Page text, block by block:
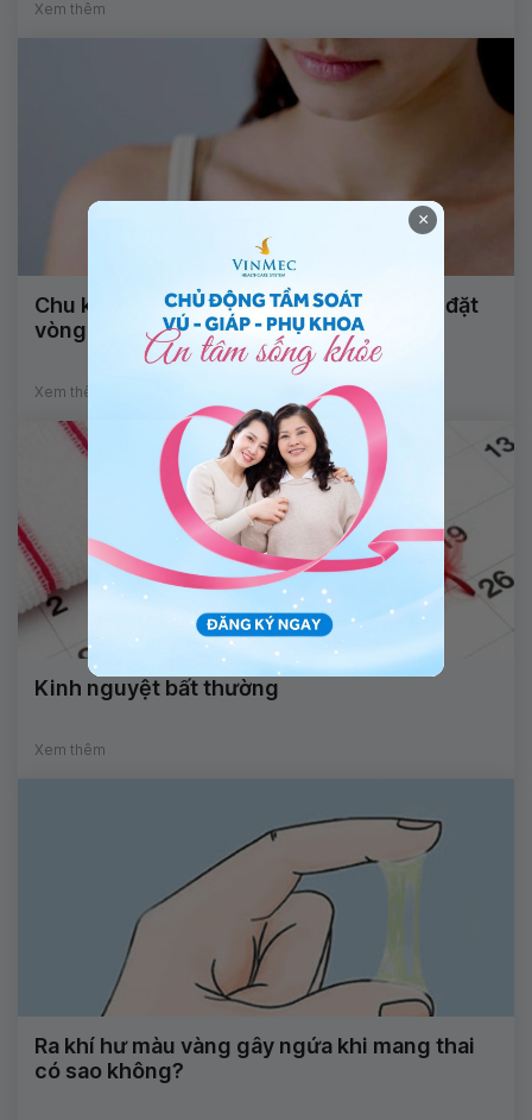
Xem thêm
Chu kỳ kéo dài, kinh nguyệt ra nhiều khi đặt
vòng tránh thai, có đáng lo?
Xem thêm
Kinh nguyệt bất thường
Xem thêm
Ra khí hư màu vàng gây ngứa khi mang thai
có sao không?
×